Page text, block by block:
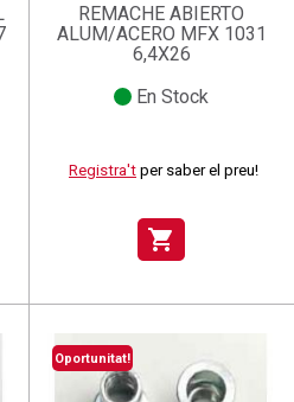
REMACHE ABIERTO
ALUM/ACERO MFX 1031
6,4X26
En Stock
Registra't per saber el preu!
shopping_cart
Oportunitat!